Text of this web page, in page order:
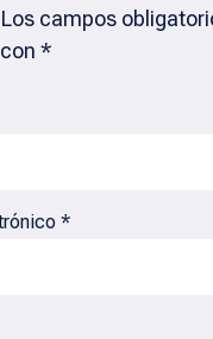
Los campos
*
*